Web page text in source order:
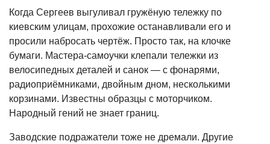
Когда Сергеев выгуливал гружёную тележку по
киевским улицам, прохожие останавливали его и
просили набросать чертёж. Просто так, на клочке
бумаги. Мастера-самоучки клепали тележки из
велосипедных деталей и санок — с фонарями,
радиоприёмниками, двойным дном, несколькими
корзинами. Известны образцы с моторчиком.
Народный гений не знает границ.
Заводские подражатели тоже не дремали. Другие